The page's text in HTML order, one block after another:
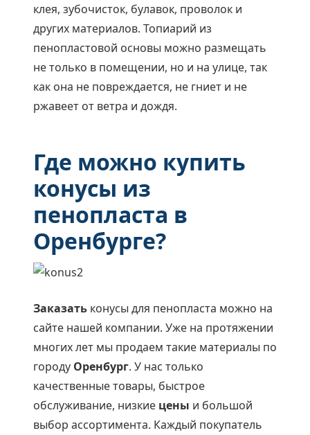
клея, зубочисток, булавок, проволок и
других материалов. Топиарий из
пенопластовой основы можно размещать
не только в помещении, но и на улице, так
как она не повреждается, не гниет и не
ржавеет от ветра и дождя.
Где можно купить
конусы из
пенопласта в
Оренбурге?
Заказать конусы для пенопласта можно на
сайте нашей компании. Уже на протяжении
многих лет мы продаем такие материалы по
городу Оренбург. У нас только
качественные товары, быстрое
обслуживание, низкие цены и большой
выбор ассортимента. Каждый покупатель